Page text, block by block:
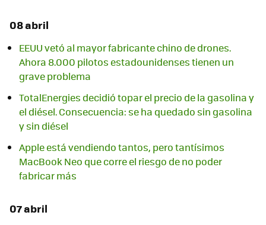
08 abril
EEUU vetó al mayor fabricante chino de drones.
Ahora 8.000 pilotos estadounidenses tienen un
grave problema
TotalEnergies decidió topar el precio de la gasolina y
el diésel. Consecuencia: se ha quedado sin gasolina
y sin diésel
Apple está vendiendo tantos, pero tantísimos
MacBook Neo que corre el riesgo de no poder
fabricar más
07 abril